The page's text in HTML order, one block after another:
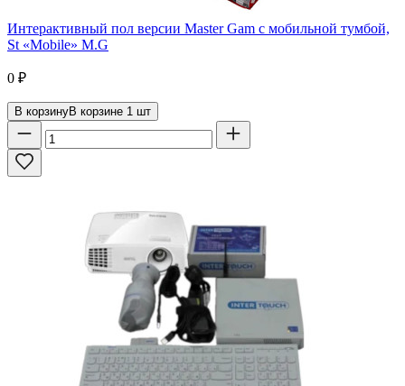
Интерактивный пол версии Master Gam с мобильной тумбой,
St «Mobile» M.G
0 ₽
В корзинуВ корзине 1 шт